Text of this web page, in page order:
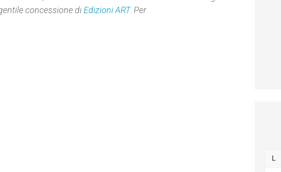
concessione di Edizioni ART. Per
L